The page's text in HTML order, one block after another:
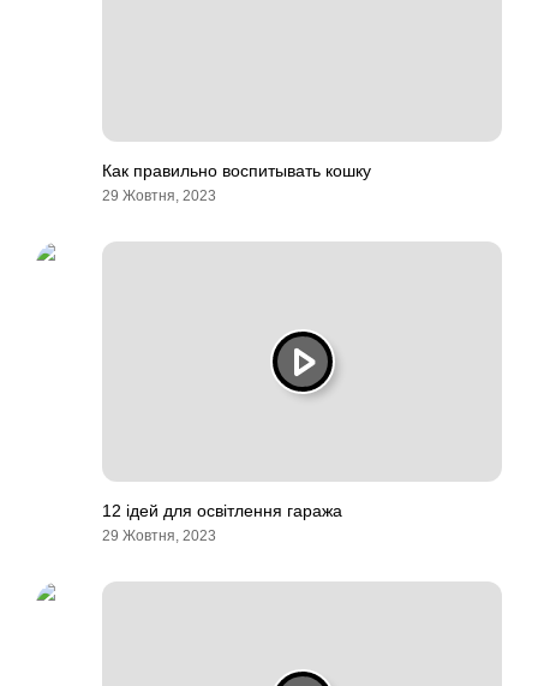
Как правильно воспитывать кошку
29 Жовтня, 2023
12 ідей для освітлення гаража
29 Жовтня, 2023